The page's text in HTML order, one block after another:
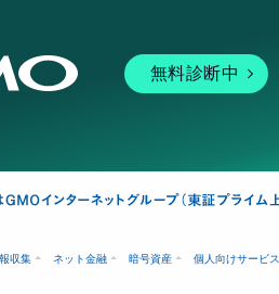
無料診断中
収集 ネット金融 暗号資産 個人向けサービス